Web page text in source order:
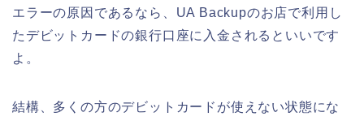
エラーの原因であるなら、UA Backupのお店で利用し
たデビットカードの銀行口座に入金されるといいです
よ。
結構、多くの方のデビットカードが使えない状態にな